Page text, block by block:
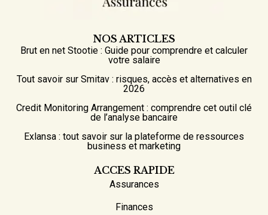
NOS ARTICLES
Brut en net Stootie : Guide pour comprendre et calculer
votre salaire
Tout savoir sur Smitav : risques, accès et alternatives en
2026
Credit Monitoring Arrangement : comprendre cet outil clé
de l’analyse bancaire
Exlansa : tout savoir sur la plateforme de ressources
business et marketing
ACCES RAPIDE
Assurances
Finances